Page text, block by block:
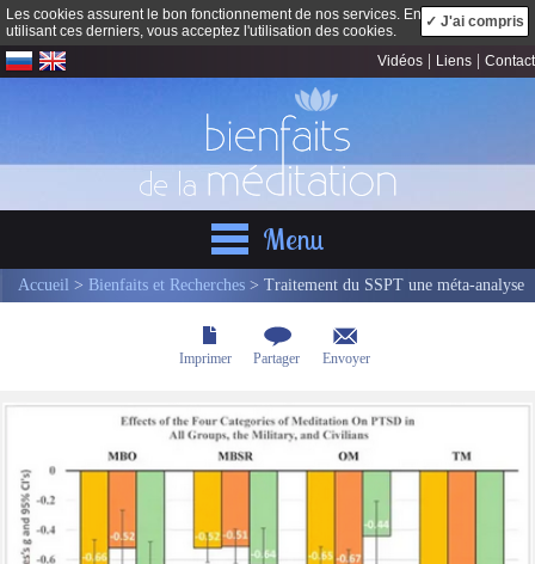
Les cookies assurent le bon fonctionnement de nos services. En
utilisant ces derniers, vous acceptez l'utilisation des cookies.
✓ J'ai compris
Vidéos Liens Contact
Menu
Accueil > Bienfaits et Recherches > Traitement du SSPT une méta-analyse
Imprimer Partager Envoyer